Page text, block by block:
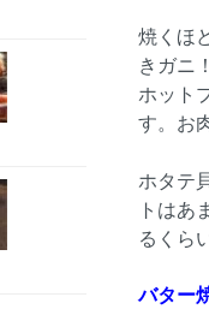
焼くほ
きガニ！
ホット
す。お
ホタテ
トはあ
るくら
バター